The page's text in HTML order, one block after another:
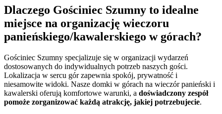
Dlaczego Gościniec Szumny to idealne
miejsce na organizację wieczoru
panieńskiego/kawalerskiego w górach?
Gościniec Szumny specjalizuje się w organizacji wydarzeń
dostosowanych do indywidualnych potrzeb naszych gości.
Lokalizacja w sercu gór zapewnia spokój, prywatność i
niesamowite widoki. Nasze domki w górach na wieczór panieński i
kawalerski oferują komfortowe warunki, a doświadczony zespół
pomoże zorganizować każdą atrakcję, jakiej potrzebujecie.